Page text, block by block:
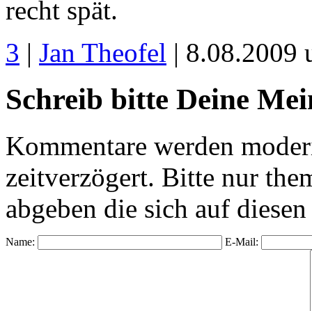
recht spät.
3 | Jan Theofel | 8.08.2009
Schreib bitte Deine
Kommentare werden
zeitverzögert. Bitte nur
abgeben die sich auf
Name: E-Mail: